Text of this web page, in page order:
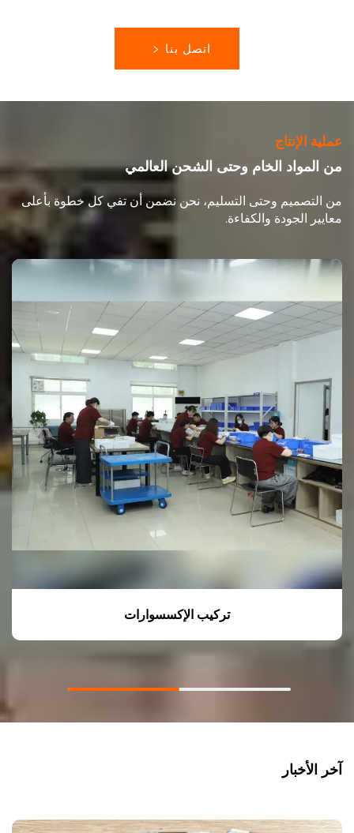
اتصل بنا
عملية الإنتاج
من المواد الخام وحتى الشحن العالمي
من التصميم وحتى التسليم، نحن نضمن أن تفي كل خطوة بأعلى
معايير الجودة والكفاءة.
تركيب الإكسسوارات
آخر الأخبار